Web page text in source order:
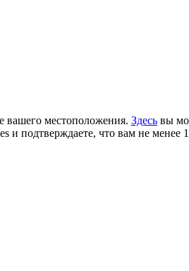
вашего местоположения. Здесь вы
и подтверждаете, что вам не менее